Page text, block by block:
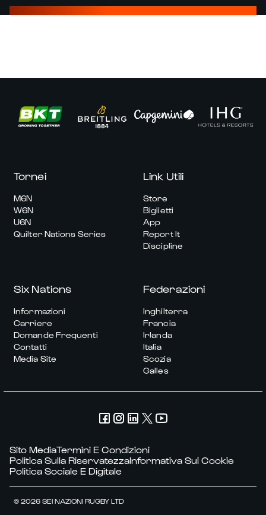
Tornei
M6N
W6N
U6N
Quilter Nations Series
Link Utili
Store
Biglietti
App
Report It
Discipline
Six Nations
Informazioni
Carriere
Domande Frequenti
Contatti
Media Site
Federazioni
Inghilterra
Francia
Irlanda
Italia
Scozia
Galles
Sito MediaTermini E Condizioni
Politica Sulla RiservatezzaInformativa Sui Cookie
Politica Sociale E Digitale
© 2026 SEI NAZIONI RUGBY LTD